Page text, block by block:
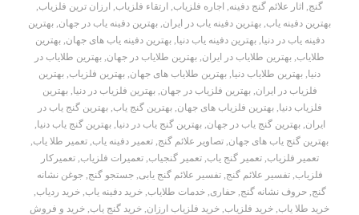
گنج, اثار علائم گنج دفینه, اجاره فلزیاب, ارتقاء فلزیاب, ارزان ترین فلزیاب,
بهترین دفینه یاب, بهترین دفینه یاب در ایران, بهترین دفینه یاب در جهان, بهترین
دفینه یاب در دنیا,بهترین دفینه یاب دنیا,بهترین دفینه یاب های جهان,بهترین
طلایاب, بهترین طلایاب در ایران, بهترین طلایاب در جهان, بهترین طلایاب در
دنیا, بهترین طلایاب دنیا, بهترین طلایاب های جهان, بهترین فلزیاب, بهترین
فلزیاب در ایران,بهترین فلزیاب در جهان,بهترین فلزیاب در دنیا,بهترین
فلزیاب دنیا,بهترین فلزیاب های جهان,بهترین گنج یاب,بهترین گنج یاب در
ایران,بهترین گنج یاب در جهان,بهترین گنج یاب در دنیا,بهترین گنج یاب دنیا,
بهترین گنج یاب های جهان, تصاویر علائم گنج, تعمیر دفینه یاب, تعمیر طلا یاب,
تعمیر فلزیاب,تعمیر گنج یاب,تعمیر گنجیاب,تعمیرات فلزیاب,تعمیرکار
فلزیاب,تفسیر علائم گنج,تفسیر علائم گنج یابی,جستجو گنج,جوغن نشانه
گنج,حروف نشانه گنج,حفاری,خدمات طلایاب,خرید دفینه یاب,خرید ردیاب,
خرید طلا یاب, خرید فلزیاب, خرید فلزیاب ارزان, خرید گنج یاب, خرید و فروش